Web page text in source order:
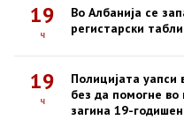
19
ч
Во Албанија се
регистарски
19
ч
Полицијата уапси
без да помогне во
загина 19-